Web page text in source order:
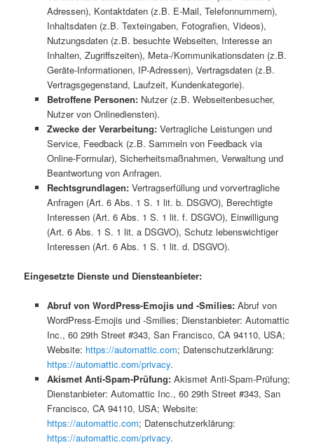
Adressen), Kontaktdaten (z.B. E-Mail, Telefonnummern),
Inhaltsdaten (z.B. Texteingaben, Fotografien, Videos),
Nutzungsdaten (z.B. besuchte Webseiten, Interesse an
Inhalten, Zugriffszeiten), Meta-/Kommunikationsdaten (z.B.
Geräte-Informationen, IP-Adressen), Vertragsdaten (z.B.
Vertragsgegenstand, Laufzeit, Kundenkategorie).
Betroffene Personen:Nutzer (z.B. Webseitenbesucher,
Nutzer von Onlinediensten).
Zwecke der Verarbeitung:Vertragliche Leistungen und
Service, Feedback (z.B. Sammeln von Feedback via
Online-Formular), Sicherheitsmaßnahmen, Verwaltung und
Beantwortung von Anfragen.
Rechtsgrundlagen:Vertragserfüllung und vorvertragliche
Anfragen (Art. 6 Abs. 1 S. 1 lit. b. DSGVO), Berechtigte
Interessen (Art. 6 Abs. 1 S. 1 lit. f. DSGVO), Einwilligung
(Art. 6 Abs. 1 S. 1 lit. a DSGVO), Schutz lebenswichtiger
Interessen (Art. 6 Abs. 1 S. 1 lit. d. DSGVO).
Eingesetzte Dienste und Diensteanbieter:
Abruf von WordPress-Emojis und -Smilies:Abruf von
WordPress-Emojis und -Smilies; Dienstanbieter: Automattic
Inc., 60 29th Street #343, San Francisco, CA 94110, USA;
Website: https://automattic.com; Datenschutzerklärung:
https://automattic.com/privacy.
Akismet Anti-Spam-Prüfung:Akismet Anti-Spam-Prüfung;
Dienstanbieter: Automattic Inc., 60 29th Street #343, San
Francisco, CA 94110, USA; Website:
https://automattic.com; Datenschutzerklärung:
https://automattic.com/privacy.